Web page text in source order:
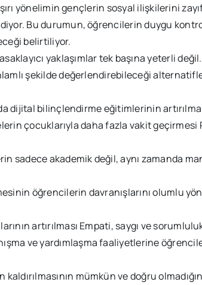
yönelimin gençlerin sosyal ilişkilerini
Bu durumun, öğrencilerin duygu
belirtiliyor.
yaklaşımlar tek başına yeterli
şekilde değerlendirebileceği
dijital bilinçlendirme eğitimlerinin
çocuklarıyla daha fazla vakit geçirmesi
sadece akademik değil, aynı zamanda
öğrencilerin davranışlarını olumlu
artırılması Empati, saygı ve
ve yardımlaşma faaliyetlerine
mümkün ve doğru